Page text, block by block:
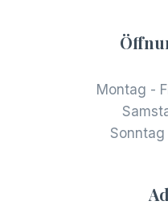
Montag -